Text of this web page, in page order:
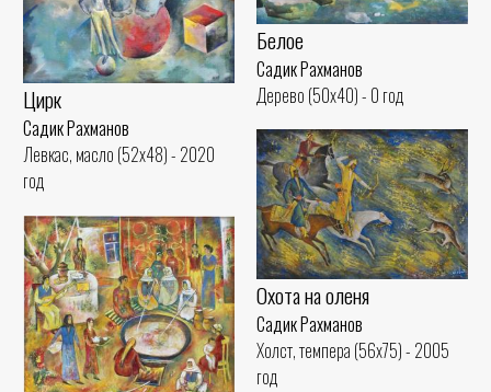
Белое
Садик Рахманов
Дерево (50x40) - 0 год
Цирк
Садик Рахманов
Левкас, масло (52x48) - 2020
год
Охота на оленя
Садик Рахманов
Холст, темпера (56x75) - 2005
год